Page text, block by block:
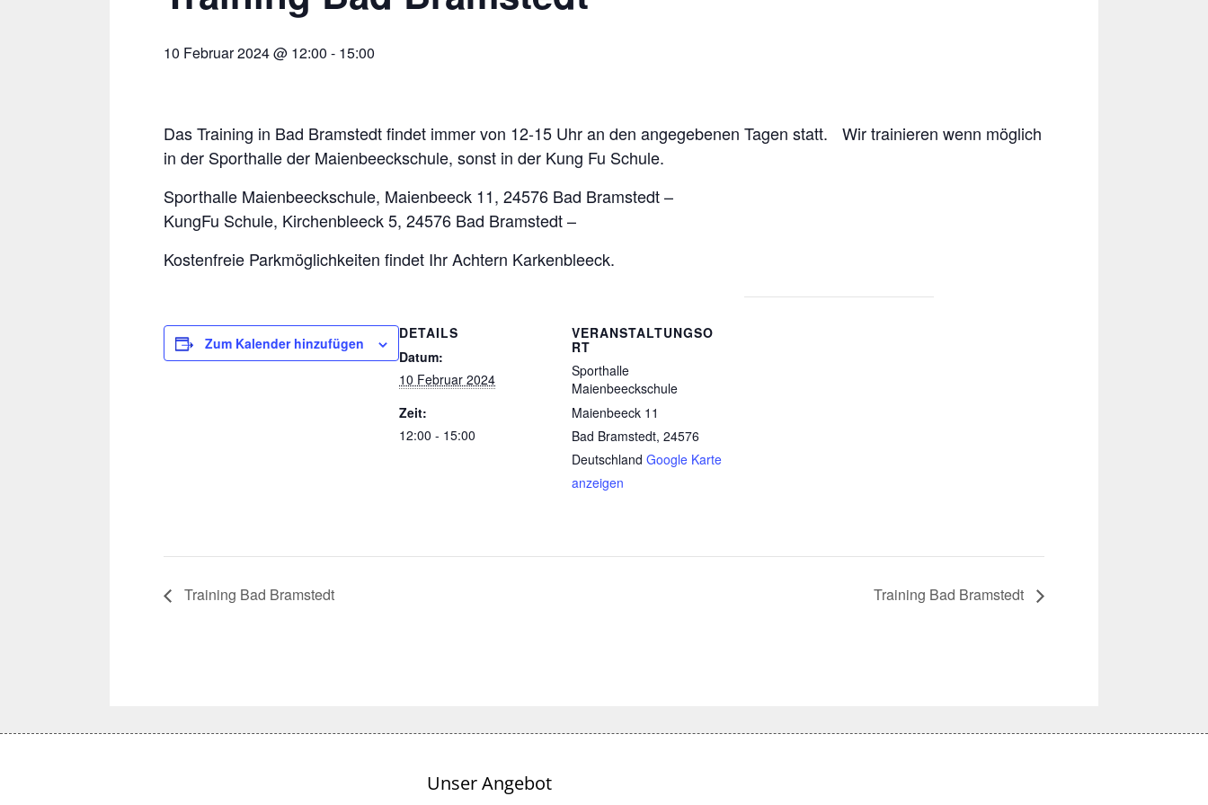
10 Februar 2024 @ 12:00 - 15:00
Das Training in Bad Bramstedt findet immer von 12-15 Uhr an den angegebenen Tagen statt. Wir trainieren wenn möglich
in der Sporthalle der Maienbeeckschule, sonst in der Kung Fu Schule.
Sporthalle Maienbeeckschule, Maienbeeck 11, 24576 Bad Bramstedt –
KungFu Schule, Kirchenbleeck 5, 24576 Bad Bramstedt –
Kostenfreie Parkmöglichkeiten findet Ihr Achtern Karkenbleeck.
Zum Kalender hinzufügen
DETAILS
Datum:
10 Februar 2024
Zeit:
12:00 - 15:00
VERANSTALTUNGSO
RT
Sporthalle
Maienbeeckschule
Maienbeeck 11
Bad Bramstedt, 24576
Deutschland Google Karte
anzeigen
Training Bad Bramstedt Training Bad Bramstedt
Unser Angebot